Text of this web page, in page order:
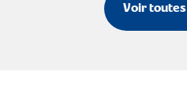
Voir toutes